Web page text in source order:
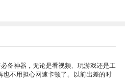
备神器，无论是看视频、玩游戏还是工
也不用担心网速卡顿了。以前出差的时